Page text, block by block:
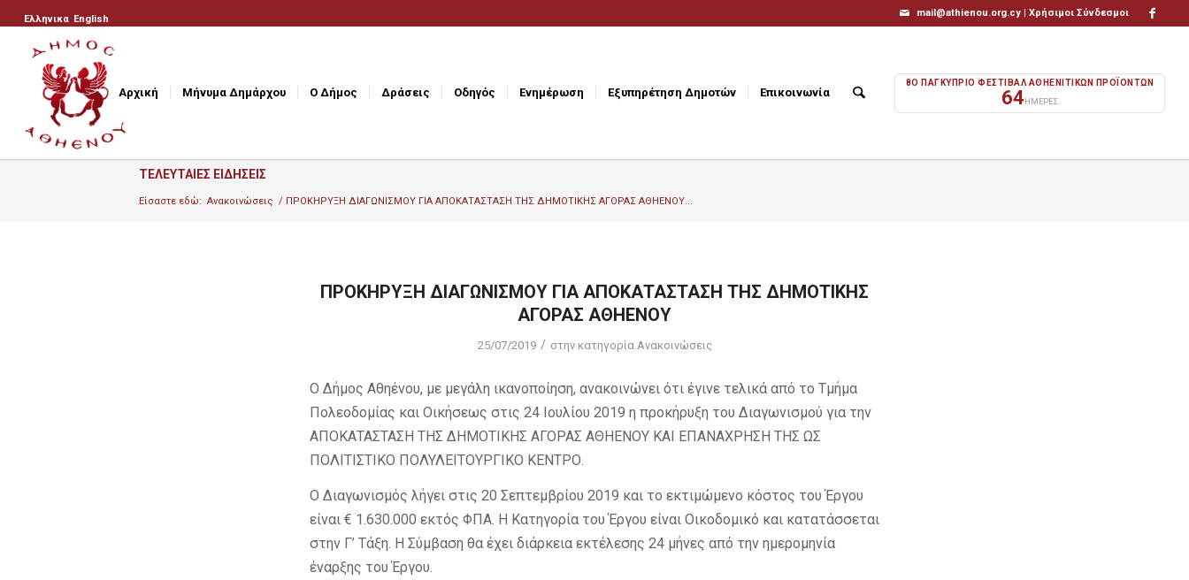
Ελληνικα English
mail@athienou.org.cy |Χρήσιμοι Σύνδεσμοι
Αρχική Μήνυμα Δημάρχου Ο Δήμος Δράσεις Οδηγός Ενημέρωση Εξυπηρέτηση Δημοτών Επικοινωνία
8Ο ΠΑΓΚΥΠΡΙΟ ΦΕΣΤΙΒΑΛ ΑΘΗΕΝΙΤΙΚΩΝ ΠΡΟΪΟΝΤΩΝ
64 ΗΜΕΡΕΣ
ΤΕΛΕΥΤΑΙΕΣ ΕΙΔΗΣΕΙΣ
Είσαστε εδώ: Ανακοινώσεις / ΠΡΟΚΗΡΥΞΗ ΔΙΑΓΩΝΙΣΜΟΥ ΓΙΑ ΑΠΟΚΑΤΑΣΤΑΣΗ ΤΗΣ ΔΗΜΟΤΙΚΗΣ ΑΓΟΡΑΣ ΑΘΗΕΝΟΥ...
ΠΡΟΚΗΡΥΞΗ ΔΙΑΓΩΝΙΣΜΟΥ ΓΙΑ ΑΠΟΚΑΤΑΣΤΑΣΗ ΤΗΣ ΔΗΜΟΤΙΚΗΣ
ΑΓΟΡΑΣ ΑΘΗΕΝΟΥ
25/07/2019 / στην κατηγορία Ανακοινώσεις
Ο Δήμος Αθηένου, με μεγάλη ικανοποίηση, ανακοινώνει ότι έγινε τελικά από το Τμήμα
Πολεοδομίας και Οικήσεως στις 24 Ιουλίου 2019 η προκήρυξη του Διαγωνισμού για την
ΑΠΟΚΑΤΑΣΤΑΣΗ ΤΗΣ ΔΗΜΟΤΙΚΗΣ ΑΓΟΡΑΣ ΑΘΗΕΝΟΥ ΚΑΙ ΕΠΑΝΑΧΡΗΣΗ ΤΗΣ ΩΣ
ΠΟΛΙΤΙΣΤΙΚΟ ΠΟΛΥΛΕΙΤΟΥΡΓΙΚΟ ΚΕΝΤΡΟ.
Ο Διαγωνισμός λήγει στις 20 Σεπτεμβρίου 2019 και το εκτιμώμενο κόστος του Έργου
είναι € 1.630.000 εκτός ΦΠΑ. Η Κατηγορία του Έργου είναι Οικοδομικό και κατατάσσεται
στην Γ’ Τάξη. Η Σύμβαση θα έχει διάρκεια εκτέλεσης 24 μήνες από την ημερομηνία
έναρξης του Έργου.